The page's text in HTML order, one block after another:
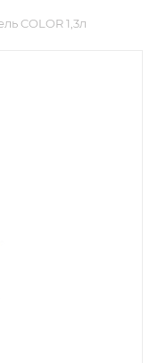
COLOR 1,3л